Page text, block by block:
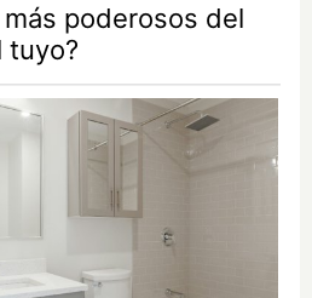
poderosos del
tuyo?